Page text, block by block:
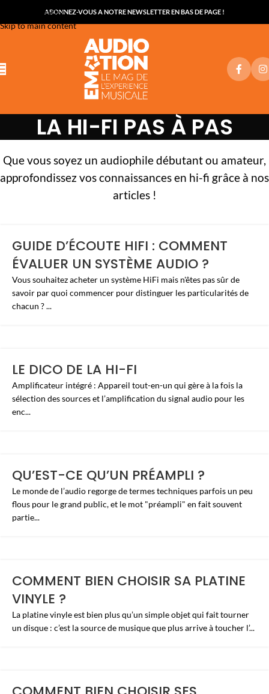
Skip to navigation
Skip to main content
ABONNEZ-VOUS A NOTRE NEWSLETTER EN BAS DE PAGE !
LA HI-FI PAS À PAS
Que vous soyez un audiophile débutant ou amateur,
approfondissez vos connaissances en hi-fi grâce à nos
articles !
GUIDE D’ÉCOUTE HIFI : COMMENT
ÉVALUER UN SYSTÈME AUDIO ?
Vous souhaitez acheter un système HiFi mais n'êtes pas sûr de
savoir par quoi commencer pour distinguer les particularités de
chacun ? ...
LE DICO DE LA HI-FI
Amplificateur intégré : Appareil tout-en-un qui gère à la fois la
sélection des sources et l’amplification du signal audio pour les
enc...
QU’EST-CE QU’UN PRÉAMPLI ?
Le monde de l’audio regorge de termes techniques parfois un peu
flous pour le grand public, et le mot "préampli" en fait souvent
partie...
COMMENT BIEN CHOISIR SA PLATINE
VINYLE ?
La platine vinyle est bien plus qu’un simple objet qui fait tourner
un disque : c’est la source de musique que plus arrive à toucher l’...